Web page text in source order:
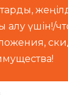
алу үшін!/